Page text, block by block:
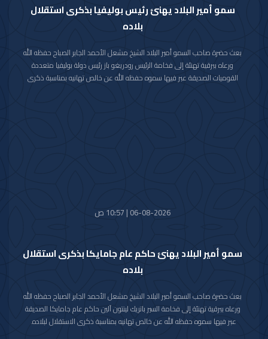
سمو أمير البلاد يهنئ رئيس بوليفيا بذكرى استقلال
بلاده
بعث حضرة صاحب السمو أمير البلاد الشيخ مشعل الأحمد الجابر الصباح حفظه الله
ورعاه ببرقية تهنئة إلى فخامة الرئيس رودريغو باز رئيس دولة بوليفيا متعددة
القوميات الصديقة عبر فيها سموه حفظه الله عن خالص تهانيه بمناسبة ذكرى
06-08-2026 | 10:57 ص
سمو أمير البلاد يهنئ حاكم عام جامايكا بذكرى استقلال
بلاده
بعث حضرة صاحب السمو أمير البلاد الشيخ مشعل الأحمد الجابر الصباح حفظه الله
ورعاه ببرقية تهنئة إلى فخامة السير باتريك لينتون آلين حاكم عام جامايكا الصديقة
عبر فيها سموه حفظه الله عن خالص تهانيه بمناسبة ذكرى الاستقلال لبلاده.